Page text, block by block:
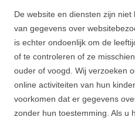
De website en diensten zijn
van gegevens over
is echter ondoenlijk om de
of te controleren of ze
ouder of voogd. Wij verzoeken
online activiteiten van hun
voorkomen dat er gegevens
zonder hun toestemming. Als u